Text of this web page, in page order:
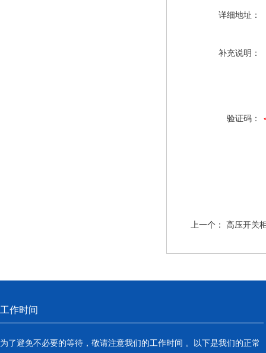
详细地址：
补充说明：
验证码：
上一个： 高压开关
工作时间
为了避免不必要的等待，敬请注意我们的工作时间 。以下是我们的正常